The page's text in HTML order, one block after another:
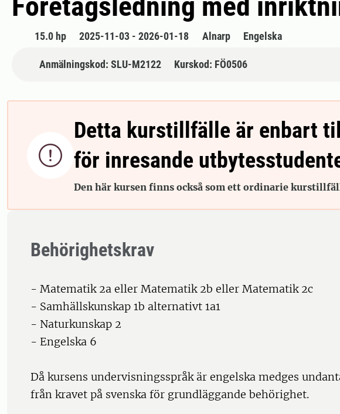
15.0 hp 2025-11-03 - 2026-01-18 Alnarp Engelska
Anmälningskod: SLU-M2122 Kurskod: FÖ0506

Detta kurstillfälle är enbart till
för inresande
Den här kursen finns också som ett ordinarie
Behörighetskrav
- Matematik 2a eller Matematik 2b eller Matematik 2c
- Samhällskunskap 1b alternativt 1a1
- Naturkunskap 2
- Engelska 6
Då kursens undervisningsspråk är engelska medges
från kravet på svenska för grundläggande behörighet.